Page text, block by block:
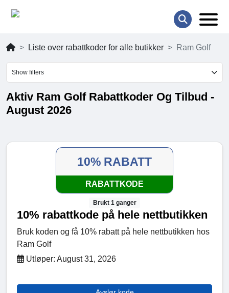
Liste over rabattkoder for alle butikker Ram Golf
Show filters
Aktiv Ram Golf Rabattkoder Og Tilbud -
August 2026
10% RABATT
RABATTKODE
Brukt 1 ganger
10% rabattkode på hele nettbutikken
Bruk koden og få 10% rabatt på hele nettbutikken hos
Ram Golf
Utløper: August 31, 2026